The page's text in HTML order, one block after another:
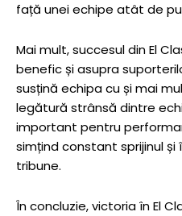
față unei echipe atât de
Mai mult, succesul din El
benefic și asupra
susțină echipa cu și mai
legătură strânsă dintre
important pentru
simțind constant sprijinul și
tribune.
În concluzie, victoria în El